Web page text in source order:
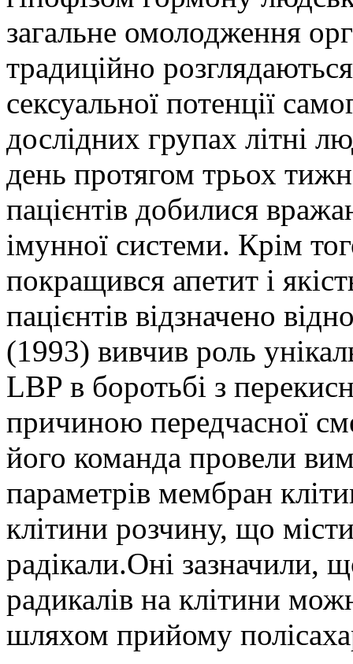
загальне омолодження
традиційно
сексуальної потенції
дослідних групах літні
день протягом трьох
пацієнтів добилися
імунної системи. Крім
покращився апетит і
пацієнтів відзначено
(1993) вивчив роль
LBP в боротьбі з
причиною передчасної
його команда провели
параметрів мембран
клітини розчину, що
радікали.Оні зазначили,
радикалів на клітини
шляхом прийому